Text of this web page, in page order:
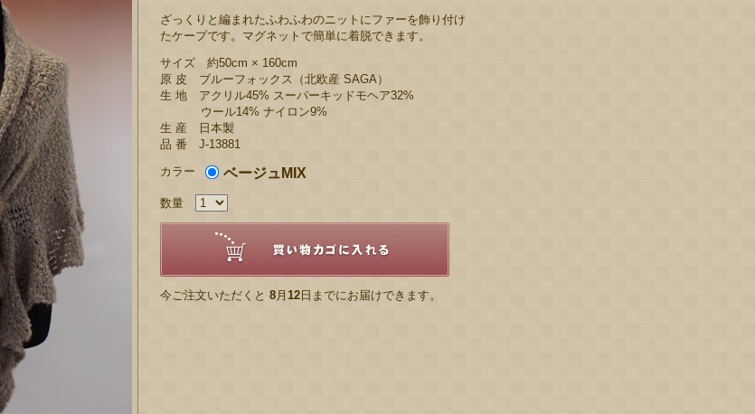
ざっくりと編まれたふわふわのニットにファーを飾り付け
たケープです。マグネットで簡単に着脱できます。
サイズ 約50cm × 160cm
原 皮 ブルーフォックス（北欧産 SAGA）
生 地 アクリル45% スーパーキッドモヘア32%
ウール14% ナイロン9%
生 産 日本製
品 番 J-13881
カラー
ベージュMIX
数量
今ご注文いただくと 8月 12 日までにお届けできます。